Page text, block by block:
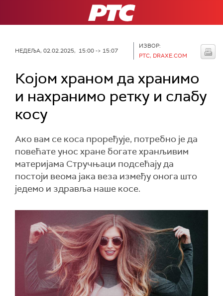
РТС
НЕДЕЉА, 02.02.2025, 15:00 -> 15:07
ИЗВОР:
РТС, DRAXE.COM
Којом храном да хранимо
и нахранимо ретку и слабу
косу
Ако вам се коса проређује, потребно је да
повећате унос хране богате хранљивим
материјама Стручњаци подсећају да
постоји веома јака веза између онога што
једемо и здравља наше косе.